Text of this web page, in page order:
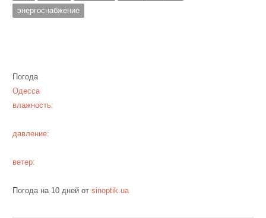
энергоснабжение
Погода
Одесса
влажность:
давление:
ветер:
Погода на 10 дней от sinoptik.ua